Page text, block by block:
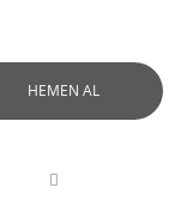
HEMEN AL